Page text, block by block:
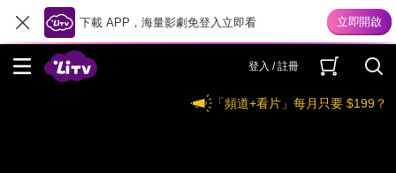
下載 APP，海量影劇免登入立即看
登入 / 註冊
「頻道+看片」每月只要 $199？